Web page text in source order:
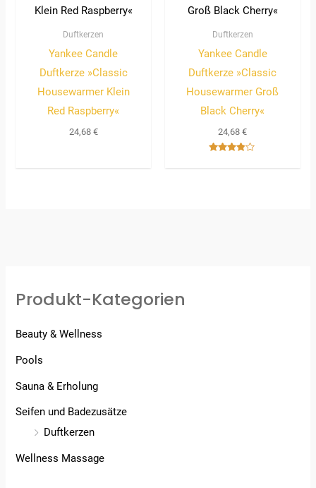
Duftkerzen
Yankee Candle
Duftkerze »Classic
Housewarmer Klein
Red Raspberry«
24,68 €
Duftkerzen
Yankee Candle
Duftkerze »Classic
Housewarmer Groß
Black Cherry«
24,68€
Produkt-Kategorien
Beauty & Wellness
Pools
Sauna & Erholung
Seifen und Badezusätze
Duftkerzen
Wellness Massage